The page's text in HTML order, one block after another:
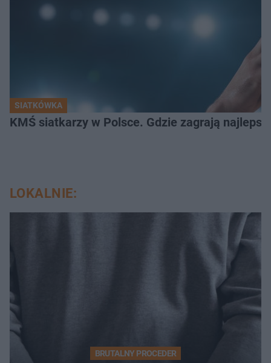
SIATKÓWKA
KMŚ siatkarzy w Polsce. Gdzie zagrają
LOKALNIE:
BRUTALNY PROCEDER